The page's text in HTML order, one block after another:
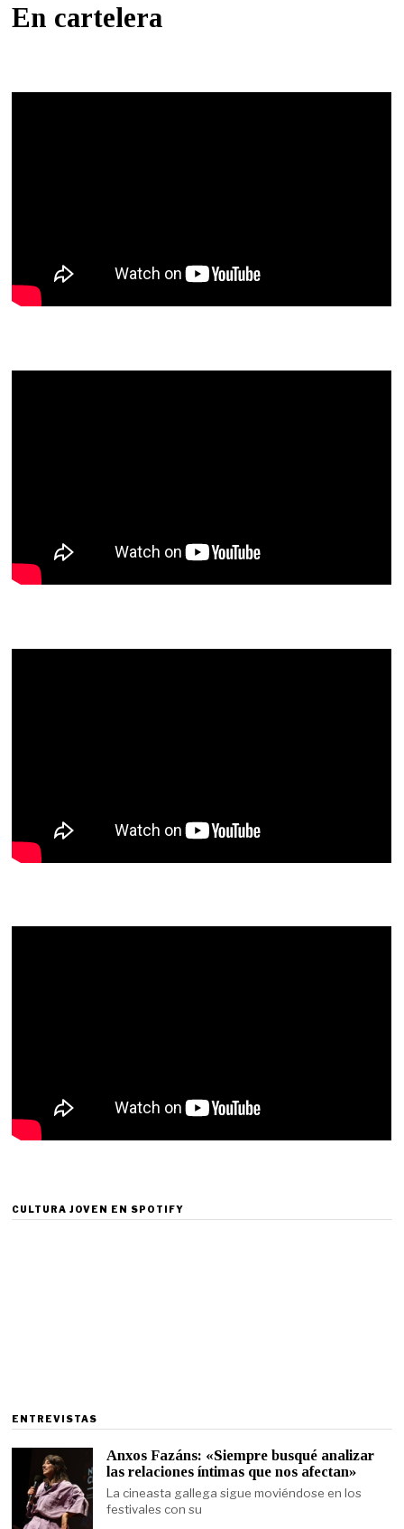
En cartelera
CULTURA JOVEN EN SPOTIFY
ENTREVISTAS
Anxos Fazáns: «Siempre busqué analizar
las relaciones íntimas que nos afectan»
La cineasta gallega sigue moviéndose en los
festivales con su